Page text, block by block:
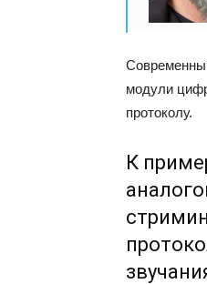
модули
протоколу.
К